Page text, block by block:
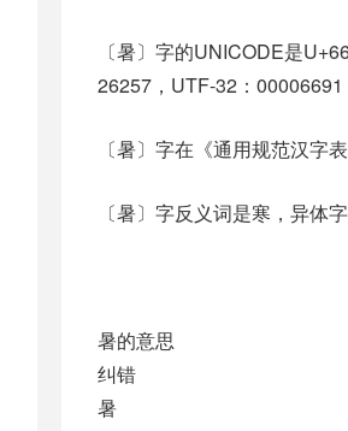
〔暑〕字的UNICODE是
26257，UTF-32：
〔暑〕字在《通用规范汉字
〔暑〕字反义词是寒，异体
暑的意思
纠错
暑